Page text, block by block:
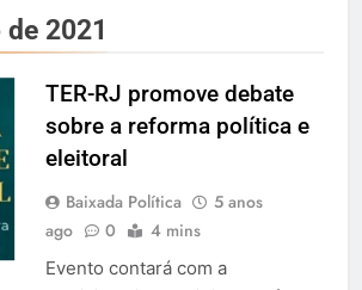
2021
TER-RJ promove debate
sobre a reforma política e
eleitoral
Baixada Política
5 anos
ago
0 4 mins
Evento contará com a